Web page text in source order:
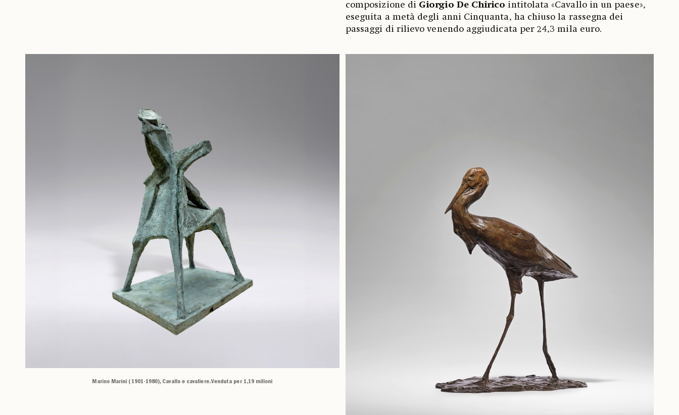
composizione di Giorgio De Chirico intitolata «Cavallo in un paese»,
eseguita a metà degli anni Cinquanta, ha chiuso la rassegna dei
passaggi di rilievo venendo aggiudicata per 24,3 mila euro.
Marino Marini (1901-1980), Cavallo e cavaliere. Venduta per 1,19 milioni